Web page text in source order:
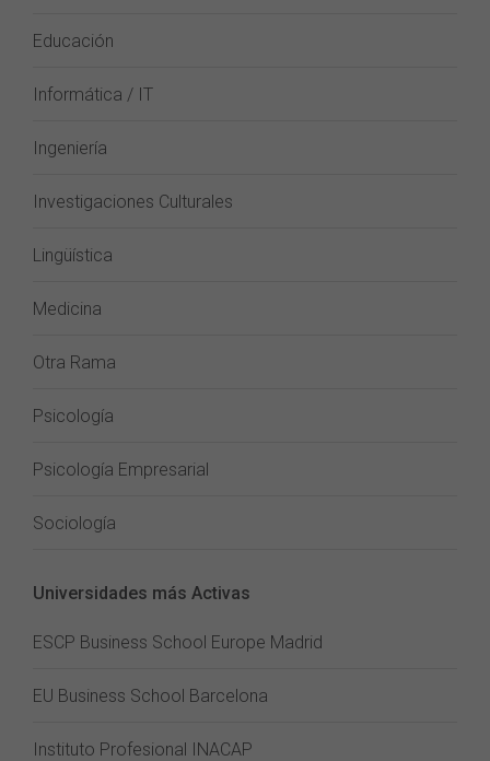
Educación
Informática / IT
Ingeniería
Investigaciones Culturales
Lingüística
Medicina
Otra Rama
Psicología
Psicología Empresarial
Sociología
Universidades más Activas
ESCP Business School Europe Madrid
EU Business School Barcelona
Instituto Profesional INACAP